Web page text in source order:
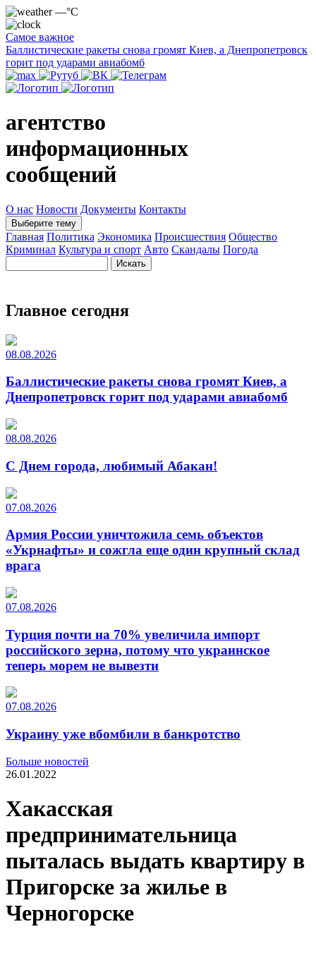
—°C
Самое важное
Баллистические ракеты снова громят Киев, а Днепропетровск
горит под ударами авиабомб
агентство
информационных
сообщений
О нас Новости Документы Контакты
Выберите тему
Главная Политика Экономика Происшествия Общество
Криминал Культура и спорт Авто Скандалы Погода
Главное сегодня
08.08.2026
Баллистические ракеты снова громят Киев, а
Днепропетровск горит под ударами авиабомб
08.08.2026
С Днем города, любимый Абакан!
07.08.2026
Армия России уничтожила семь объектов
«Укрнафты» и сожгла еще один крупный склад
врага
07.08.2026
Турция почти на 70% увеличила импорт
российского зерна, потому что украинское
теперь морем не вывезти
07.08.2026
Украину уже вбомбили в банкротство
Больше новостей
26.01.2022
Хакасская
предпринимательница
пыталась выдать квартиру в
Пригорске за жилье в
Черногорске